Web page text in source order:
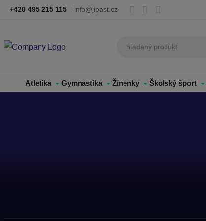
+420 495 215 115 info@jipast.cz
Atletika Gymnastika Žínenky Školský šport